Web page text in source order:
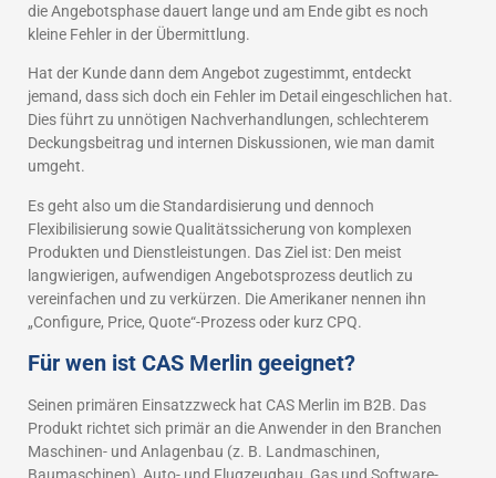
die Angebotsphase dauert lange und am Ende gibt es noch
kleine Fehler in der Übermittlung.
Hat der Kunde dann dem Angebot zugestimmt, entdeckt
jemand, dass sich doch ein Fehler im Detail eingeschlichen hat.
Dies führt zu unnötigen Nachverhandlungen, schlechterem
Deckungsbeitrag und internen Diskussionen, wie man damit
umgeht.
Es geht also um die Standardisierung und dennoch
Flexibilisierung sowie Qualitätssicherung von komplexen
Produkten und Dienstleistungen. Das Ziel ist: Den meist
langwierigen, aufwendigen Angebotsprozess deutlich zu
vereinfachen und zu verkürzen. Die Amerikaner nennen ihn
„Configure, Price, Quote“-Prozess oder kurz CPQ.
Für wen ist CAS Merlin geeignet?
Seinen primären Einsatzzweck hat CAS Merlin im B2B. Das
Produkt richtet sich primär an die Anwender in den Branchen
Maschinen- und Anlagenbau (z. B. Landmaschinen,